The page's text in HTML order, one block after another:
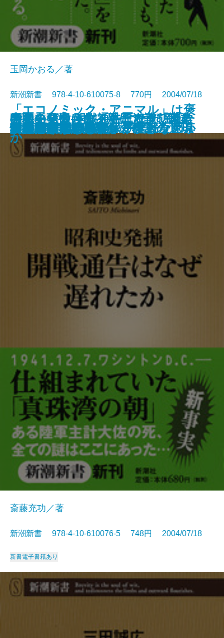
知財戦争
考える短歌―作る手ほどき、読む
技術―
「エコノミック・アニマル」は褒
め言葉だった―誤解と誤訳の近現
代史―
人事異動
さらば歯周病
宮崎アニメの暗号
天職の見つけ方―親子で読む職業
読本―
「ほんもの」のアンティーク家具
牛丼を変えたコメ―北海道「きら
ら397」の挑戦―
タカラジェンヌの太平洋戦争
玉岡かおる／著
新潮新書 978-4-10-610075-8 770円 2004/07/18
新書電子書籍あり
昭和史発掘 開戦通告はなぜ遅れた
か
斎藤充功／著
新潮新書 978-4-10-610076-5 748円 2004/07/18
新書電子書籍あり
団塊老人
怪獣の名はなぜガギグゲゴなのか
中東 迷走の百年史
誤読された万葉集
男の引き際
「挫折しない整理」の極意
朝鮮総連
妻に捧げた1778話
世界中の言語を楽しく学ぶ